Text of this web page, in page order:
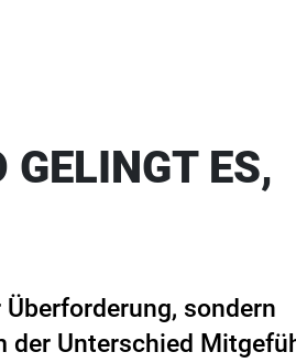
ES,
sondern
der Unterschied